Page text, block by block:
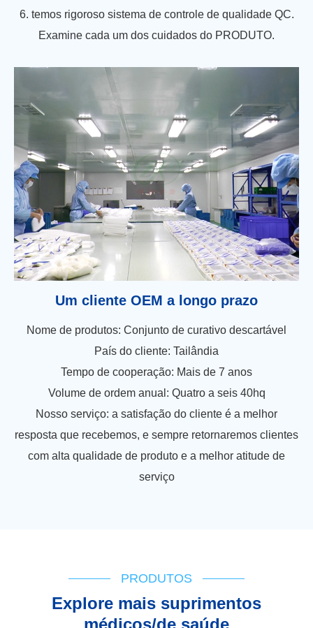
6. temos rigoroso sistema de controle de qualidade QC.
Examine cada um dos cuidados do PRODUTO.
Um cliente OEM a longo prazo
Nome de produtos: Conjunto de curativo descartável
País do cliente: Tailândia
Tempo de cooperação: Mais de 7 anos
Volume de ordem anual: Quatro a seis 40hq
Nosso serviço: a satisfação do cliente é a melhor
resposta que recebemos, e sempre retornaremos clientes
com alta qualidade de produto e a melhor atitude de
serviço
PRODUTOS
Explore mais suprimentos
médicos/de saúde